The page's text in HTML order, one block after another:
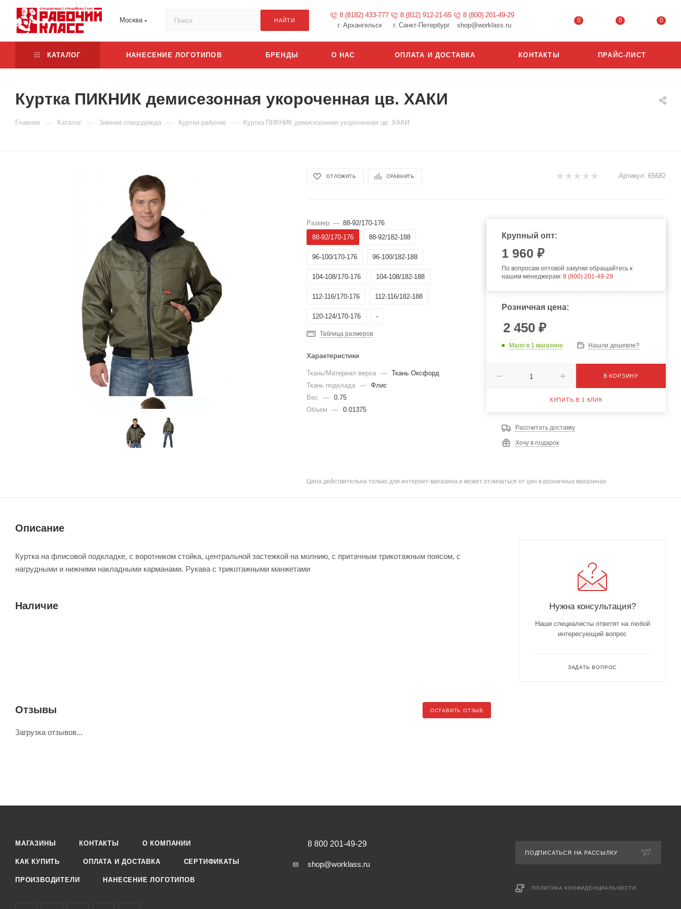
Москва НАЙТИ
8 (8182) 433-777
г. Архангельск
8 (812) 912-21-65
г. Санкт-Петербург
8 (800) 201-49-29
shop@worklass.ru
0 0 0
КАТАЛОГ НАНЕСЕНИЕ ЛОГОТИПОВ БРЕНДЫ О НАС ОПЛАТА И ДОСТАВКА КОНТАКТЫ ПРАЙС-ЛИСТ
Куртка ПИКНИК демисезонная укороченная цв. ХАКИ
Главная — Каталог — Зимняя спецодежда — Куртки рабочие — Куртка ПИКНИК демисезонная укороченная цв. ХАКИ
ОТЛОЖИТЬ СРАВНИТЬ Артикул: 65682
Размер — 88-92/170-176
88-92/170-176
88-92/182-188
96-100/170-176 96-100/182-188
104-108/170-176 104-108/182-188
112-116/170-176 112-116/182-188
120-124/170-176 -
Таблица размеров
Характеристики
Ткань/Материал верха —
Ткань Оксфорд
Ткань подклада
—
Флис
Вес
—
0.75
Объем
— 0.01375
Крупный опт:
1 960 ₽
По вопросам оптовой закупки обращайтесь к
нашим менеджерам: 8 (800) 201-49-29
Розничная цена:
2 450₽
Мало в 1 магазине Нашли дешевле?
В КОРЗИНУ
КУПИТЬ В 1 КЛИК
Рассчитать доставку
Хочу в подарок
Цена действительна только для интернет-магазина и может отличаться от цен в розничных магазинах
Описание
Куртка на флисовой подкладке, с воротником стойка, центральной застежкой на молнию, с притачным трикотажным поясом, с
нагрудными и нижними накладными карманами. Рукава с трикотажными манжетами
Наличие
Отзывы ОСТАВИТЬ ОТЗЫВ
Загрузка отзывов...
Нужна консультация?
Наши специалисты ответят на любой
интересующий вопрос
ЗАДАТЬ ВОПРОС
МАГАЗИНЫ КОНТАКТЫ О КОМПАНИИ
КАК КУПИТЬ ОПЛАТА И ДОСТАВКА СЕРТИФИКАТЫ
ПРОИЗВОДИТЕЛИ НАНЕСЕНИЕ ЛОГОТИПОВ
8 800 201-49-29
shop@worklass.ru
ПОДПИСАТЬСЯ НА РАССЫЛКУ
ПОЛИТИКА КОНФИДЕНЦИАЛЬНОСТИ